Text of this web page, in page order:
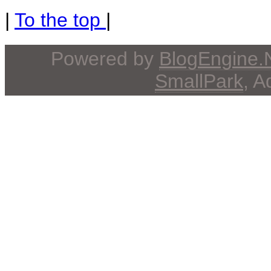
| To the top |
Powered by
SmallPark,